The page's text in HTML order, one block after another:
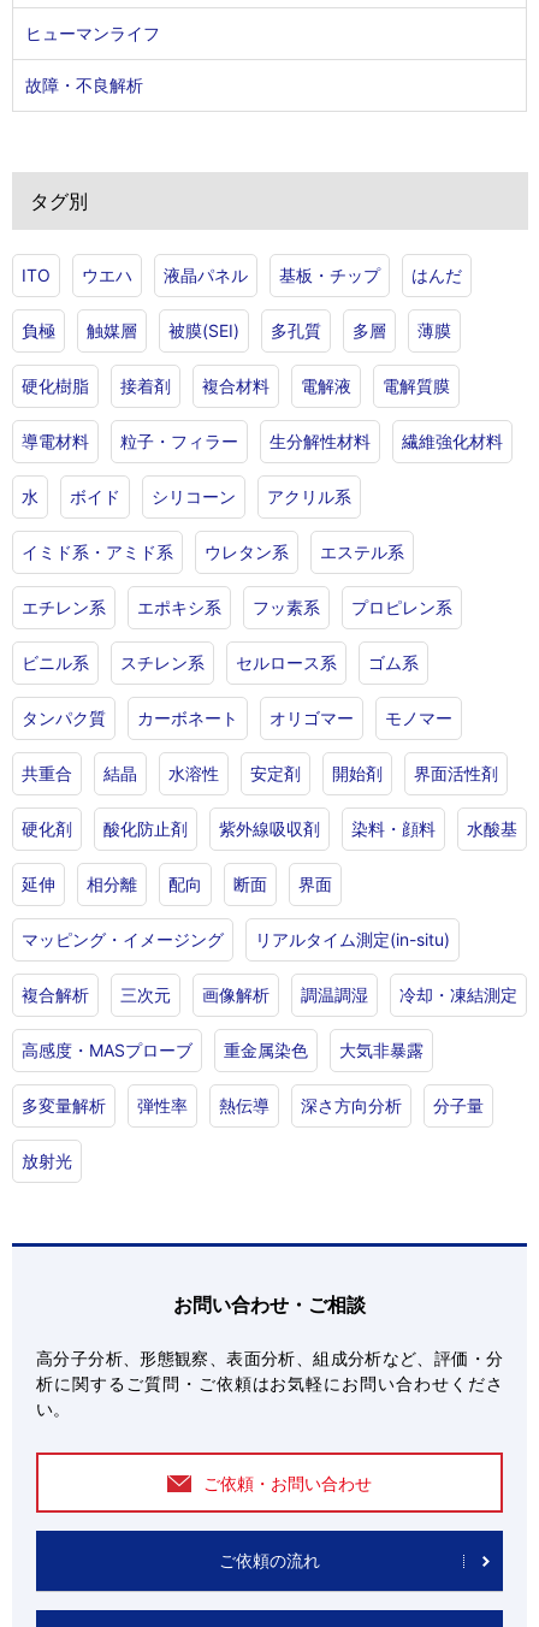
ヒューマンライフ
故障・不良解析
タグ別
ITO ウエハ 液晶パネル 基板・チップ はんだ
負極 触媒層 被膜(SEI) 多孔質 多層 薄膜
硬化樹脂 接着剤 複合材料 電解液 電解質膜
導電材料 粒子・フィラー 生分解性材料 繊維強化材料
水 ボイド シリコーン アクリル系
イミド系・アミド系 ウレタン系 エステル系
エチレン系 エポキシ系 フッ素系 プロピレン系
ビニル系 スチレン系 セルロース系 ゴム系
タンパク質 カーボネート オリゴマー モノマー
共重合 結晶 水溶性 安定剤 開始剤 界面活性剤
硬化剤 酸化防止剤 紫外線吸収剤 染料・顔料 水酸基
延伸 相分離 配向 断面 界面
マッピング・イメージング リアルタイム測定(in-situ)
複合解析 三次元 画像解析 調温調湿 冷却・凍結測定
高感度・MASプローブ 重金属染色 大気非暴露
多変量解析 弾性率 熱伝導 深さ方向分析 分子量
放射光
お問い合わせ・ご相談
高分子分析、形態観察、表面分析、組成分析など、評価・分
析に関するご質問・ご依頼はお気軽にお問い合わせくださ
い。
ご依頼・お問い合わせ
ご依頼の流れ